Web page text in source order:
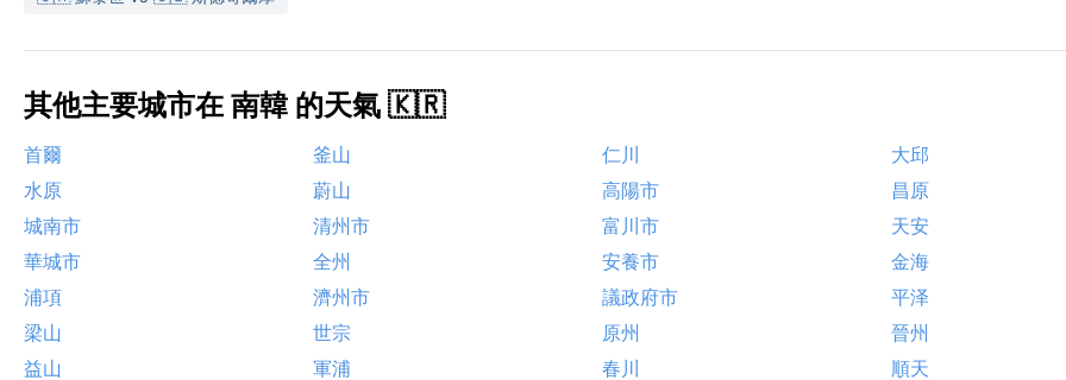
其他主要城市在 南韓 的天氣 🇰🇷
首爾 釜山 仁川
大邱
水原
蔚山 高陽市
昌原
城南市
清州市 富川市
天安
華城市
全州 安養市
金海
浦項
濟州市 議政府市
平泽
梁山
世宗 原州
晉州
益山
軍浦 春川 順天